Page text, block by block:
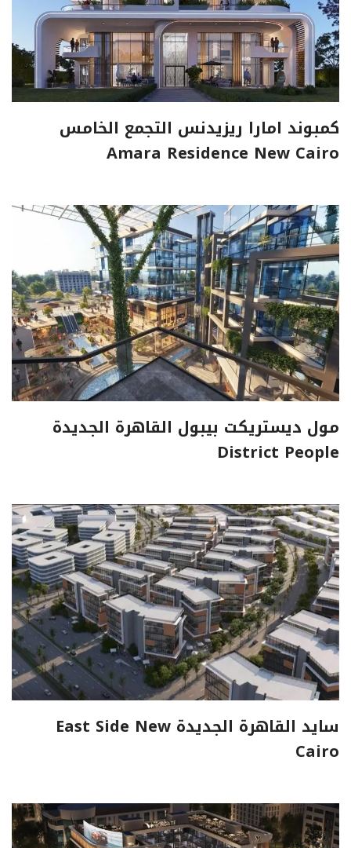
كمبوند امارا ريزيدنس التجمع الخامس
Amara Residence New Cairo
مول ديستريكت بيبول القاهرة الجديدة
District People
سايد القاهرة الجديدة East Side New
Cairo